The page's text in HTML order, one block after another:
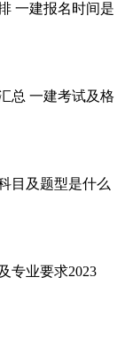
一建报名时间是
总 一建考试及格
目及题型是什么
专业要求2023